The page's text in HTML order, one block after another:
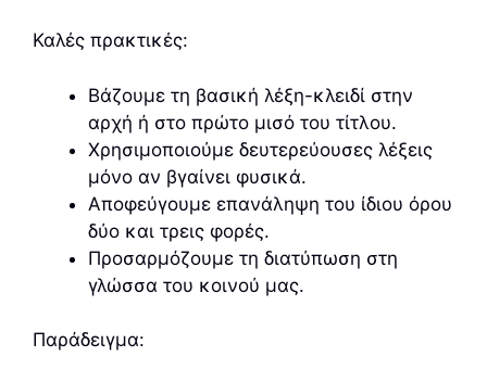
Καλές πρακτικές:
Βάζουμε τη βασική λέξη-κλειδί στην
αρχή ή στο πρώτο μισό του τίτλου.
Χρησιμοποιούμε δευτερεύουσες λέξεις
μόνο αν βγαίνει φυσικά.
Αποφεύγουμε επανάληψη του ίδιου όρου
δύο και τρεις φορές.
Προσαρμόζουμε τη διατύπωση στη
γλώσσα του κοινού μας.
Παράδειγμα: